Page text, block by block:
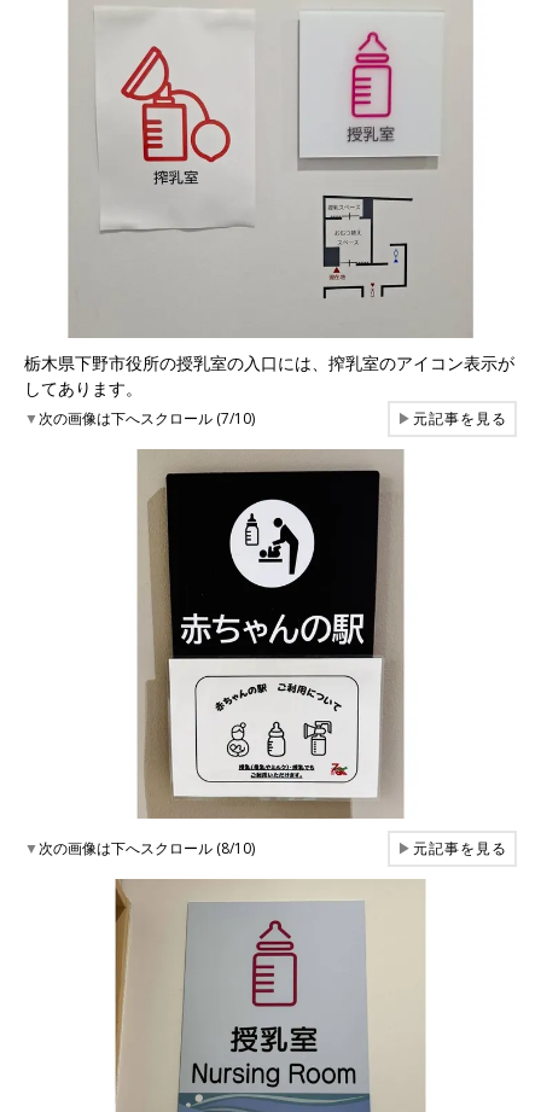
栃木県下野市役所の授乳室の入口には、搾乳室のアイコン表示が
してあります。
▼次の画像は下へスクロール (7/10) ▶元記事を見る
▼次の画像は下へスクロール (8/10) ▶元記事を見る